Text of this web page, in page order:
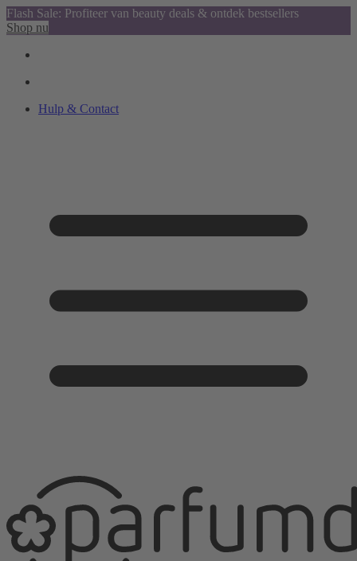
Flash Sale: Profiteer van beauty deals & ontdek bestsellers
Shop nu
Hulp & Contact